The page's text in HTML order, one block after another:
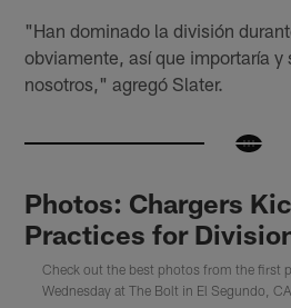
"Han dominado la división
obviamente, así que importaría y
nosotros," agregó Slater.
Photos: Chargers
Practices for
Check out the best photos from the first
Wednesday at The Bolt in El Segundo, CA.